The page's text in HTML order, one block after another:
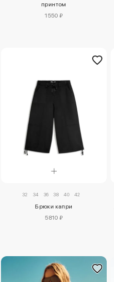
принтом
1550 ₽
32 34 36 38 40 42
Брюки капри
5810 ₽